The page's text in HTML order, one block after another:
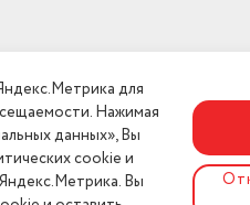
для
Нажимая
данных», Вы
cookie и
Вы